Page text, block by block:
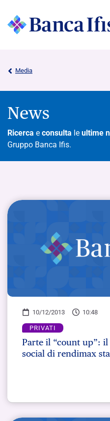
Media
News
Ricerca e consulta le ultime
Gruppo Banca Ifis.
10/12/2013 10:48
PRIVATI
Parte il “count up”:
social di rendimax